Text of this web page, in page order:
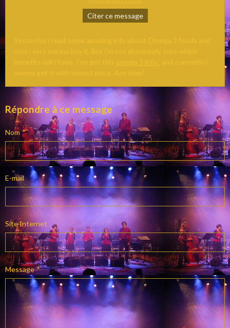
Citer ce message
Yesterday i read some amazing info about Omega 3 foods and
now i very wanna buy it. But i'm not absolutely sure which
benefits will i have. I've got this omega 3 info
, and currently i
wanna get it with lowest price. Any idea?
Répondre à ce message
Nom
E-mail
Site Internet
Message